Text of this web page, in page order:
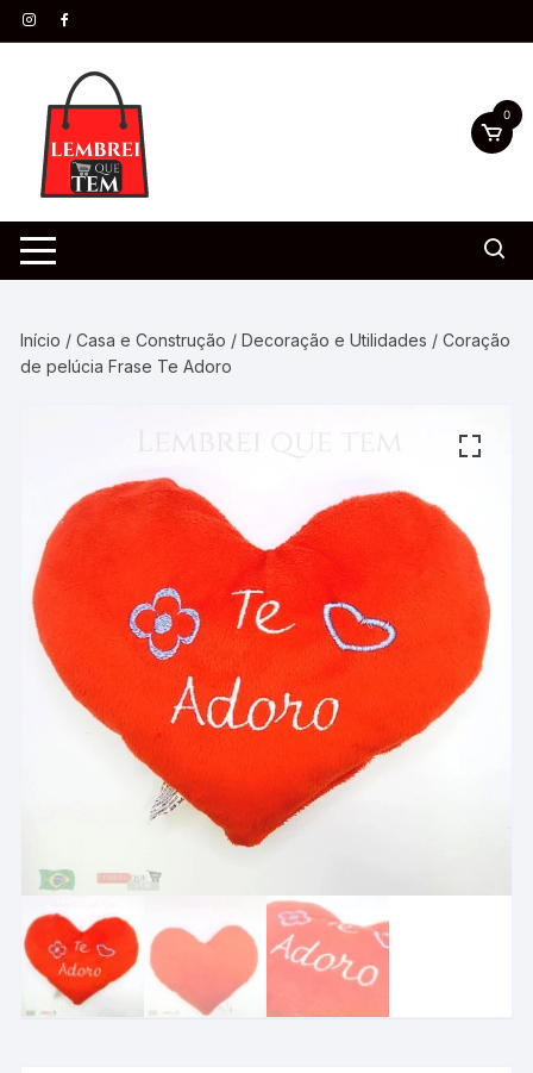
0
Início /Casa e Construção /Decoração e Utilidades / Coração
de pelúcia Frase Te Adoro